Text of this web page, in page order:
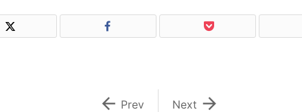

Next
 Prev